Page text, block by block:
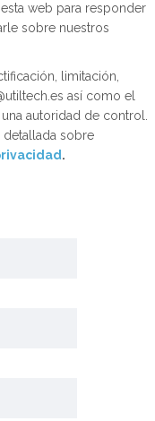
web para responder
sobre nuestros
limitación,
así como el
autoridad de control.
detallada sobre
.